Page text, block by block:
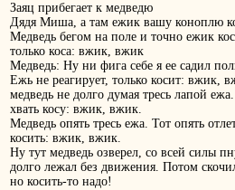
Заяц прибегает к медведю
Дядя Миша, а там ежик вашу коноплю
Медведь бегом на поле и точно ежик
только коса: вжик, вжик
Медведь: Ну ни фига себе я ее садил
Ежь не реагирует, только косит: вжик,
медведь не долго думая тресь лапой
хвать косу: вжик, вжик.
Медведь опять тресь ежа. Тот опять
косить: вжик, вжик.
Ну тут медведь озверел, со всей силы
долго лежал без движения. Потом
но косить-то надо!